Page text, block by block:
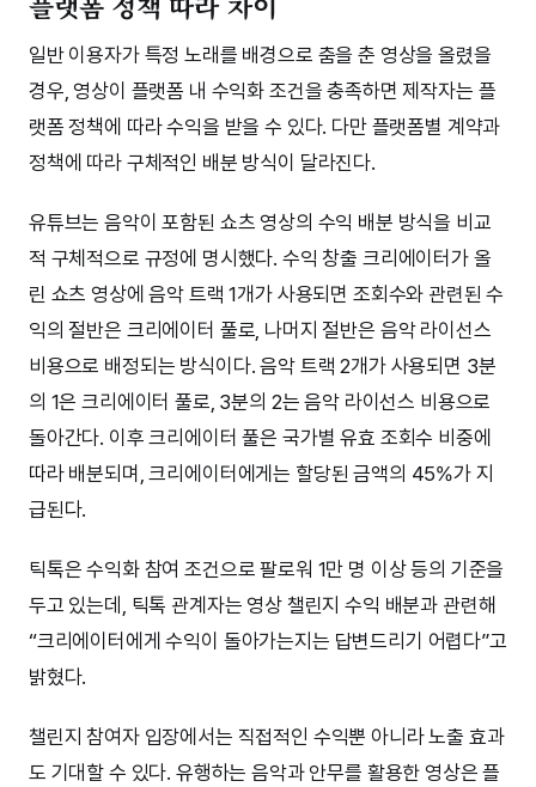
일반 이용자가 특정 노래를 배경으로 춤을 춘 영상을 올렸을
경우, 영상이 플랫폼 내 수익화 조건을 충족하면 제작자는 플
랫폼 정책에 따라 수익을 받을 수 있다. 다만 플랫폼별 계약과
정책에 따라 구체적인 배분 방식이 달라진다.
유튜브는 음악이 포함된 쇼츠 영상의 수익 배분 방식을 비교
적 구체적으로 규정에 명시했다. 수익 창출 크리에이터가 올
린 쇼츠 영상에 음악 트랙 1개가 사용되면 조회수와 관련된 수
익의 절반은 크리에이터 풀로, 나머지 절반은 음악 라이선스
비용으로 배정되는 방식이다. 음악 트랙 2개가 사용되면 3분
의 1은 크리에이터 풀로, 3분의 2는 음악 라이선스 비용으로
돌아간다. 이후 크리에이터 풀은 국가별 유효 조회수 비중에
따라 배분되며, 크리에이터에게는 할당된 금액의 45%가 지
급된다.
틱톡은 수익화 참여 조건으로 팔로워 1만 명 이상 등의 기준을
두고 있는데, 틱톡 관계자는 영상 챌린지 수익 배분과 관련해
“크리에이터에게 수익이 돌아가는지는 답변드리기 어렵다”고
밝혔다.
챌린지 참여자 입장에서는 직접적인 수익뿐 아니라 노출 효과
도 기대할 수 있다. 유행하는 음악과 안무를 활용한 영상은 플